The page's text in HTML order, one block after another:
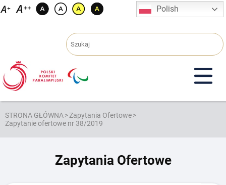
Przejdź
Polish
STRONA GŁÓWNA>Zapytania Ofertowe>
Zapytanie ofertowe nr 38/2019
Zapytania Ofertowe